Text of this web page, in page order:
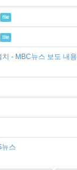
file
file
- MBC뉴스 보도 내용
뉴스